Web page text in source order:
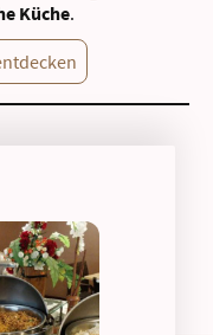
Küche.